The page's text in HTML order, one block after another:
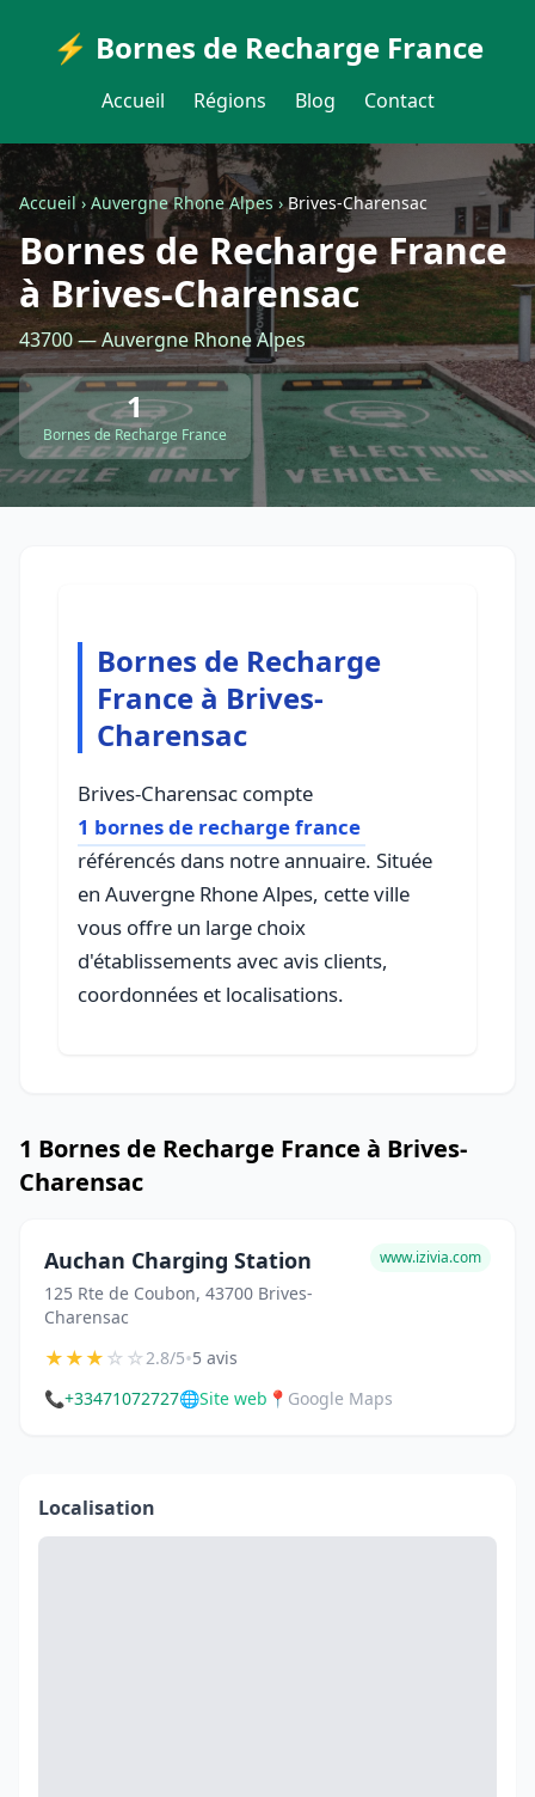
⚡ Bornes de Recharge France
Accueil Régions Blog Contact
Accueil›Auvergne Rhone Alpes›Brives-Charensac
Bornes de Recharge France
à Brives-Charensac
43700 — Auvergne Rhone Alpes
1
Bornes de Recharge France
Bornes de Recharge
France à Brives-
Charensac
Brives-Charensac compte
1 bornes de recharge france
référencés dans notre annuaire. Située
en Auvergne Rhone Alpes, cette ville
vous offre un large choix
d'établissements avec avis clients,
coordonnées et localisations.
1 Bornes de Recharge France à Brives-
Charensac
Auchan Charging Station
125 Rte de Coubon, 43700 Brives-
Charensac
www.izivia.com
★★★☆☆2.8/5•5 avis
📞+33471072727🌐Site web 📍 Google Maps
Localisation